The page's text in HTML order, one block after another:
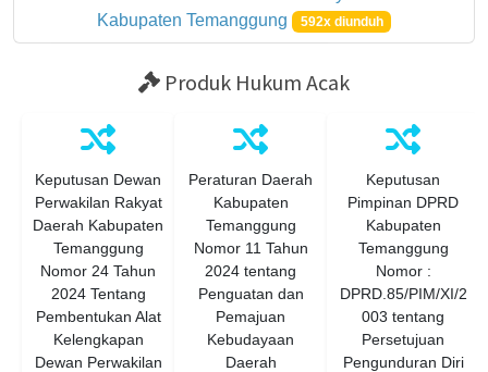
Kabupaten Temanggung
592x diunduh
Produk Hukum Acak
Keputusan Dewan
Perwakilan Rakyat
Daerah Kabupaten
Temanggung
Nomor 24 Tahun
2024 Tentang
Pembentukan Alat
Kelengkapan
Dewan Perwakilan
Peraturan Daerah
Kabupaten
Temanggung
Nomor 11 Tahun
2024 tentang
Penguatan dan
Pemajuan
Kebudayaan
Daerah
Keputusan
Pimpinan DPRD
Kabupaten
Temanggung
Nomor :
DPRD.85/PIM/XI/2
003 tentang
Persetujuan
Pengunduran Diri